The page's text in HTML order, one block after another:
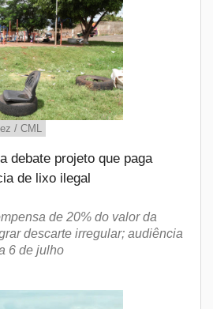
/ CML
debate projeto que paga
de lixo ilegal
de 20% do valor da
descarte irregular; audiência
6 de julho